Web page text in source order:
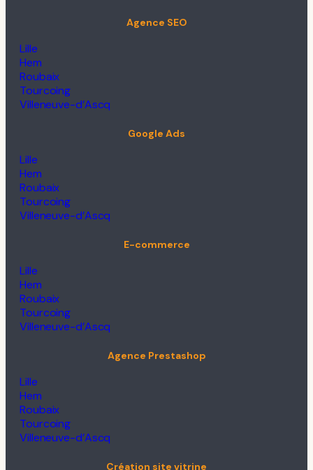
Agence SEO
Lille
Hem
Roubaix
Tourcoing
Villeneuve-d’Ascq
Google Ads
Lille
Hem
Roubaix
Tourcoing
Villeneuve-d’Ascq
E-commerce
Lille
Hem
Roubaix
Tourcoing
Villeneuve-d’Ascq
Agence Prestashop
Lille
Hem
Roubaix
Tourcoing
Villeneuve-d’Ascq
Création site vitrine